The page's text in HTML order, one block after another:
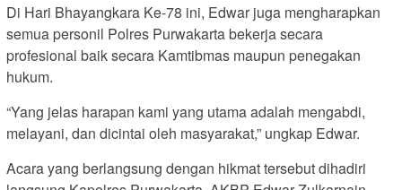
Di Hari Bhayangkara Ke-78 ini, Edwar juga mengharapkan
semua personil Polres Purwakarta bekerja secara
profesional baik secara Kamtibmas maupun penegakan
hukum.
“Yang jelas harapan kami yang utama adalah mengabdi,
melayani, dan dicintai oleh masyarakat,” ungkap Edwar.
Acara yang berlangsung dengan hikmat tersebut dihadiri